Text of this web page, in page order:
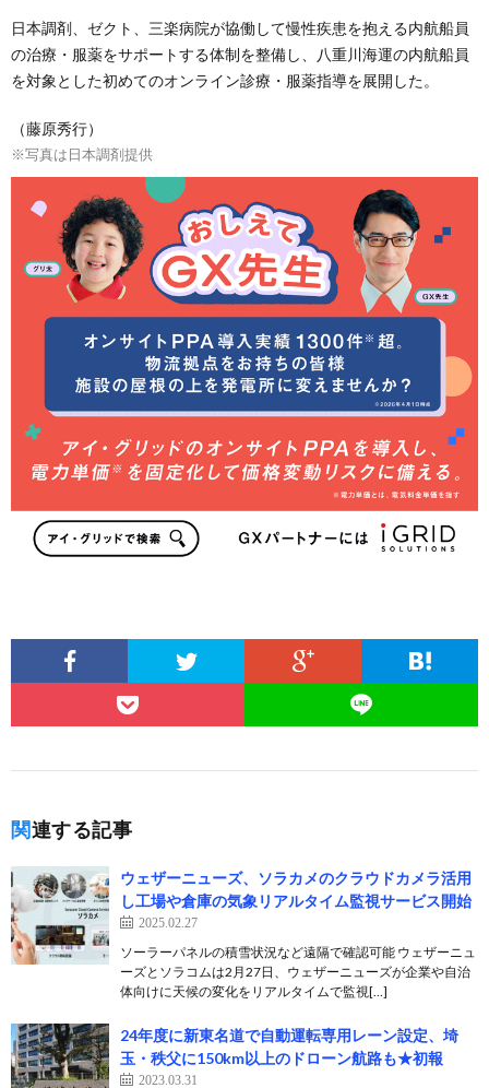
日本調剤、ゼクト、三楽病院が協働して慢性疾患を抱える内航船員
の治療・服薬をサポートする体制を整備し、八重川海運の内航船員
を対象とした初めてのオンライン診療・服薬指導を展開した。
（藤原秀行）
※写真は日本調剤提供
関連する記事
ウェザーニューズ、ソラカメのクラウドカメラ活用
し工場や倉庫の気象リアルタイム監視サービス開始
2025.02.27
ソーラーパネルの積雪状況など遠隔で確認可能 ウェザーニュ
ーズとソラコムは2月27日、ウェザーニューズが企業や自治
体向けに天候の変化をリアルタイムで監視[…]
24年度に新東名道で自動運転専用レーン設定、埼
玉・秩父に150km以上のドローン航路も★初報
2023.03.31